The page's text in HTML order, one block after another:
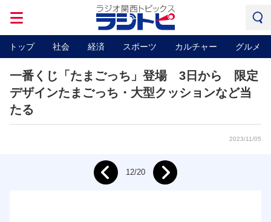
トップ 社会 経済 スポーツ カルチャー グルメ
一番くじ「たまごっち」登場 3日から 限定
デザインたまごっち・大型クッションなど当
たる
2023/11/05
Prev 12/20 Next